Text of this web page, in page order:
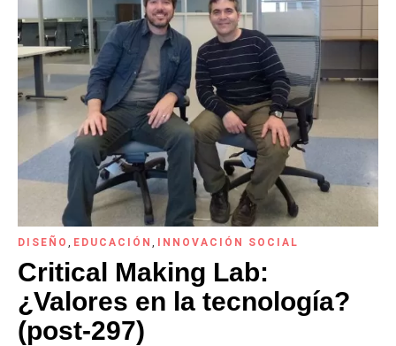
DISEÑO , EDUCACIÓN , INNOVACIÓN SOCIAL
Critical Making Lab:
¿Valores en la tecnología?
(post-297)